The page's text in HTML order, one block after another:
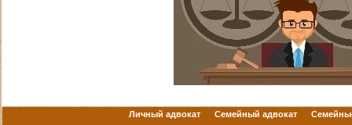
Личный адвокат Семейный адвокат